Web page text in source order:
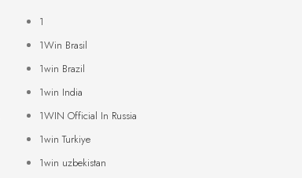
1
1Win Brasil
1win Brazil
1win India
1WIN Official In Russia
1win Turkiye
1win uzbekistan